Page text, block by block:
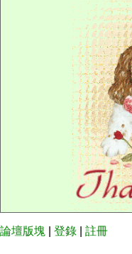
論壇版塊 登錄 註冊